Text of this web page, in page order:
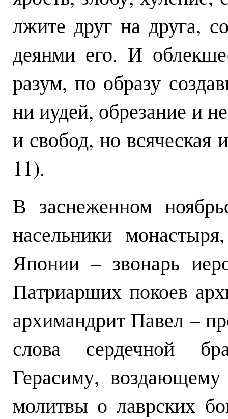
лжите друг на друга,
деянми его. И
разум, по образу
ни иудей, обрезание и
и свобод, но
11).
В заснеженном
насельники
Японии – звонарь
Патриарших покоев
архимандрит Павел –
слова сердечной
Герасиму,
молитвы о лаврских